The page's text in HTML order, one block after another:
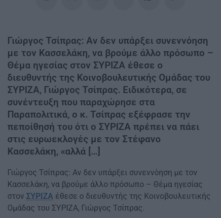
Γιώργος Τσίπρας: Aν δεν υπάρξει συνεννόηση
με τον Κασσελάκη, να βρούμε άλλο πρόσωπο –
Θέμα ηγεσίας στον ΣΥΡΙΖΑ έθεσε ο
διευθυντής της Κοινοβουλευτικής Ομάδας του
ΣΥΡΙΖΑ, Γιώργος Τσίπρας. Ειδικότερα, σε
συνέντευξη που παραχώρησε στα
Παραπολιτικά, ο κ. Τσίπρας εξέφρασε την
πεποίθησή του ότι ο ΣΥΡΙΖΑ πρέπει να πάει
στις ευρωεκλογές με τον Στέφανο
Κασσελάκη, «αλλά […]
Γιώργος Τσίπρας: Aν δεν υπάρξει συνεννόηση με τον
Κασσελάκη, να βρούμε άλλο πρόσωπο – Θέμα ηγεσίας
στον ΣΥΡΙΖΑ έθεσε ο διευθυντής της Κοινοβουλευτικής
Ομάδας του ΣΥΡΙΖΑ, Γιώργος Τσίπρας.